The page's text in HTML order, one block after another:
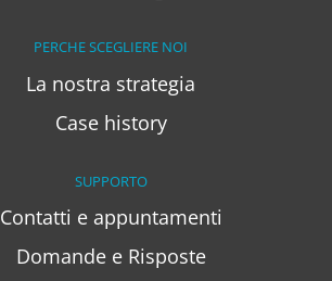
PERCHE SCEGLIERE NOI
La nostra strategia
Case history
SUPPORTO
Contatti e appuntamenti
Domande e Risposte